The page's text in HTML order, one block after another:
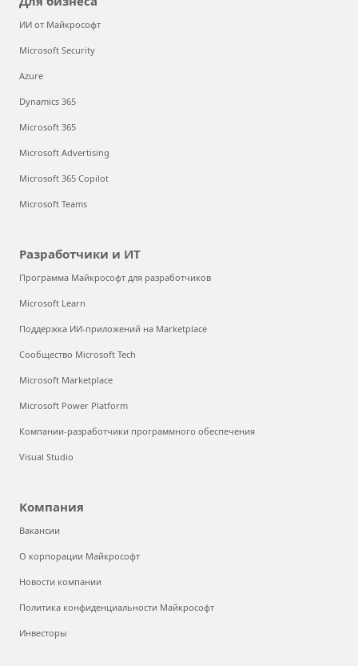
ИИ от Майкрософт
Microsoft Security
Azure
Dynamics 365
Microsoft 365
Microsoft Advertising
Microsoft 365 Copilot
Microsoft Teams
Разработчики и ИТ
Программа Майкрософт для разработчиков
Microsoft Learn
Поддержка ИИ-приложений на Marketplace
Сообщество Microsoft Tech
Microsoft Marketplace
Microsoft Power Platform
Компании-разработчики программного обеспечения
Visual Studio
Компания
Вакансии
О корпорации Майкрософт
Новости компании
Политика конфиденциальности Майкрософт
Инвесторы